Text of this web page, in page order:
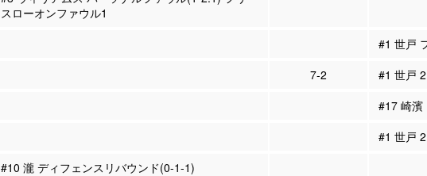
スローオンファウル1
#1 世戸
7-2
#1 世戸
#17 崎濱
#1 世戸
#10 瀧 ディフェンスリバウンド(0-1-1)